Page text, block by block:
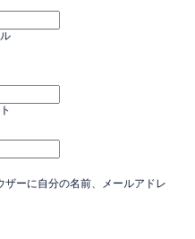
ーに自分の名前、メールアドレ